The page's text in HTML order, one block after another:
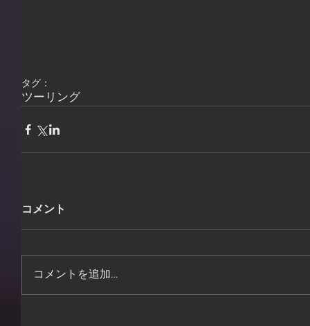
タグ：
ツーリング
コメント
コメントを追加…